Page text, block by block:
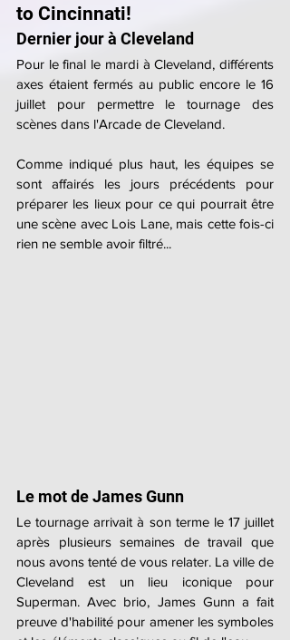
to Cincinnati!
Dernier jour à Cleveland
Pour le final le mardi à Cleveland, différents
axes étaient fermés au public encore le 16
juillet pour permettre le tournage des
scènes dans l'Arcade de Cleveland.
Comme indiqué plus haut, les équipes se
sont affairés les jours précédents pour
préparer les lieux pour ce qui pourrait être
une scène avec Lois Lane, mais cette fois-ci
rien ne semble avoir filtré...
Le mot de James Gunn
Le tournage arrivait à son terme le 17 juillet
après plusieurs semaines de travail que
nous avons tenté de vous relater. La ville de
Cleveland est un lieu iconique pour
Superman. Avec brio, James Gunn a fait
preuve d'habilité pour amener les symboles